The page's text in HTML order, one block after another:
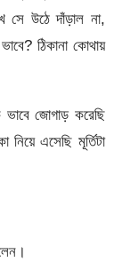
উঠে দাঁড়াল না,
ঠিকানা কোথায়
জোগাড় করেছি
এসেছি মূর্তিটা